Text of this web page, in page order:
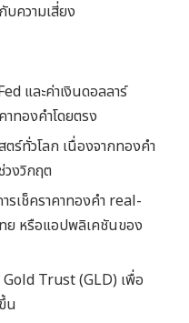
ความเสี่ยง
และค่าเงินดอลลาร์
าทองคำโดยตรง
ร์ทั่วโลก เนื่องจากทองคำ
งวิกฤต
รเช็คราคาทองคำ real-
ย หรือแอปพลิเคชันของ
Trust (GLD) เพื่อ
น